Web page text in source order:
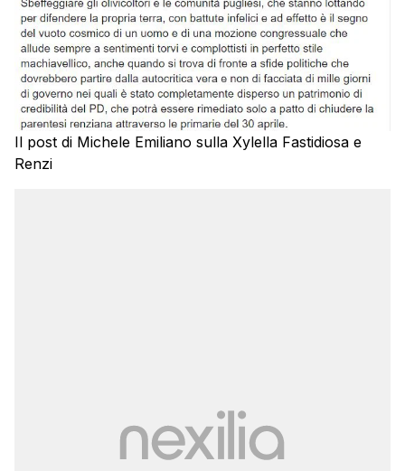
Il post di Michele Emiliano sulla Xylella Fastidiosa e
Renzi